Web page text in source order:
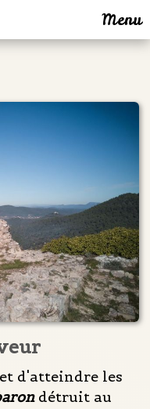
Menu
d'atteindre les
détruit au